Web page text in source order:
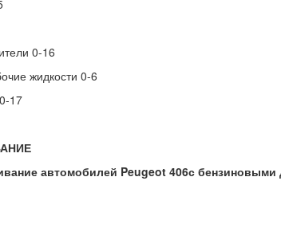
0-16
жидкости 0-6
17
автомобилей Peugeot 406с бензиновыми